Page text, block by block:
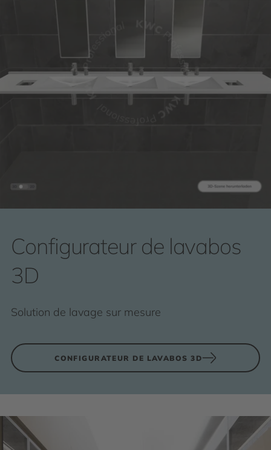
Configurateur de lavabos
3D
Solution de lavage sur mesure
CONFIGURATEUR DE LAVABOS 3D